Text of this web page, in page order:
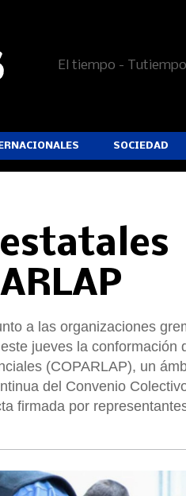
El tiempo -
SOCIEDAD
a las organizaciones
jueves la conformación
(COPARLAP), un
del Convenio
firmada por